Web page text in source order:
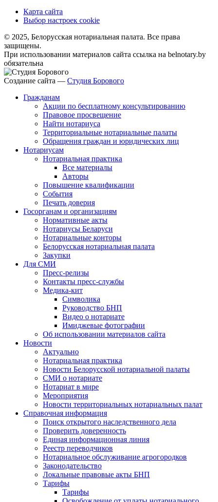
Карта сайта
Выбор настроек cookie
© 2025, Белорусская нотариальная палата. Все права
защищены.
При использовании материалов сайта ссылка на belnotary.by
обязательна
Создание сайта — Студия Борового
Гражданам
Акции по бесплатному консультированию
Правовое просвещение
Найти нотариуса
Территориальные нотариальные палаты
Обращения граждан и юридических лиц
Нотариусам
Нотариальная практика
Все материалы
Авторы
Повышение квалификации
События
Печать доверия
Госорганам и организациям
Нормативные акты
Нотариусы Беларуси
Нотариальные конторы
Белорусская нотариальная палата
Закупки
Для СМИ
Пресс-релизы
Контакты пресс-службы
Медика-кит
Символика
Руководство БНП
Видео о нотариате
Имиджевые фотографии
Об использовании материалов сайта
Новости
Актуально
Нотариальная практика
Новости Белорусской нотариальной палаты
СМИ о нотариате
Нотариат в мире
Мероприятия
Новости территориальных нотариальных палат
Справочная информация
Поиск открытого наследственного дела
Проверить доверенность
Единая информационная линия
Реестр переводчиков
Нотариальное обслуживание агрогородков
Законодательство
Локальные правовые акты БНП
Тарифы
Тарифы